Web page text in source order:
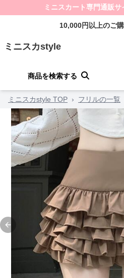
ミニスカート専門通販
10,000円以上のご
ミニスカstyle
商品を検索する
ミニスカstyle TOP › フリルの一覧
Previous slide